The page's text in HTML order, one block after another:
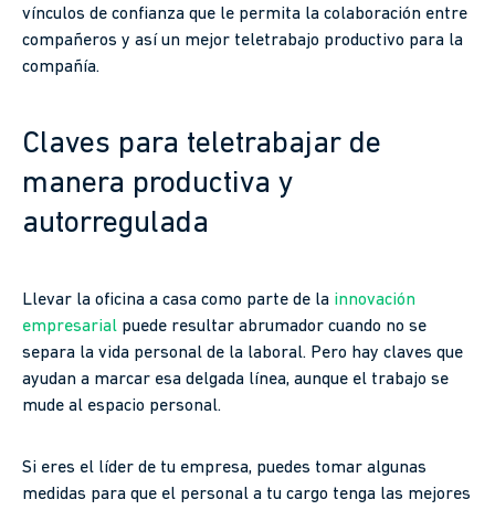
vínculos de confianza que le permita la colaboración entre
compañeros y así un mejor teletrabajo productivo para la
compañía.
Claves para teletrabajar de
manera productiva y
autorregulada
Llevar la oficina a casa como parte de la innovación
empresarial puede resultar abrumador cuando no se
separa la vida personal de la laboral. Pero hay claves que
ayudan a marcar esa delgada línea, aunque el trabajo se
mude al espacio personal.
Si eres el líder de tu empresa, puedes tomar algunas
medidas para que el personal a tu cargo tenga las mejores